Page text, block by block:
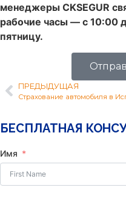
менеджеры CKSEGUR
рабочие часы — с 10:00
пятницу.
ПРЕДЫДУЩАЯ
БЕСПЛАТНАЯ
Имя